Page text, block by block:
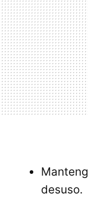
desuso.